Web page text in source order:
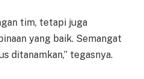
tim, tetapi juga
yang baik. Semangat
ditanamkan,” tegasnya.